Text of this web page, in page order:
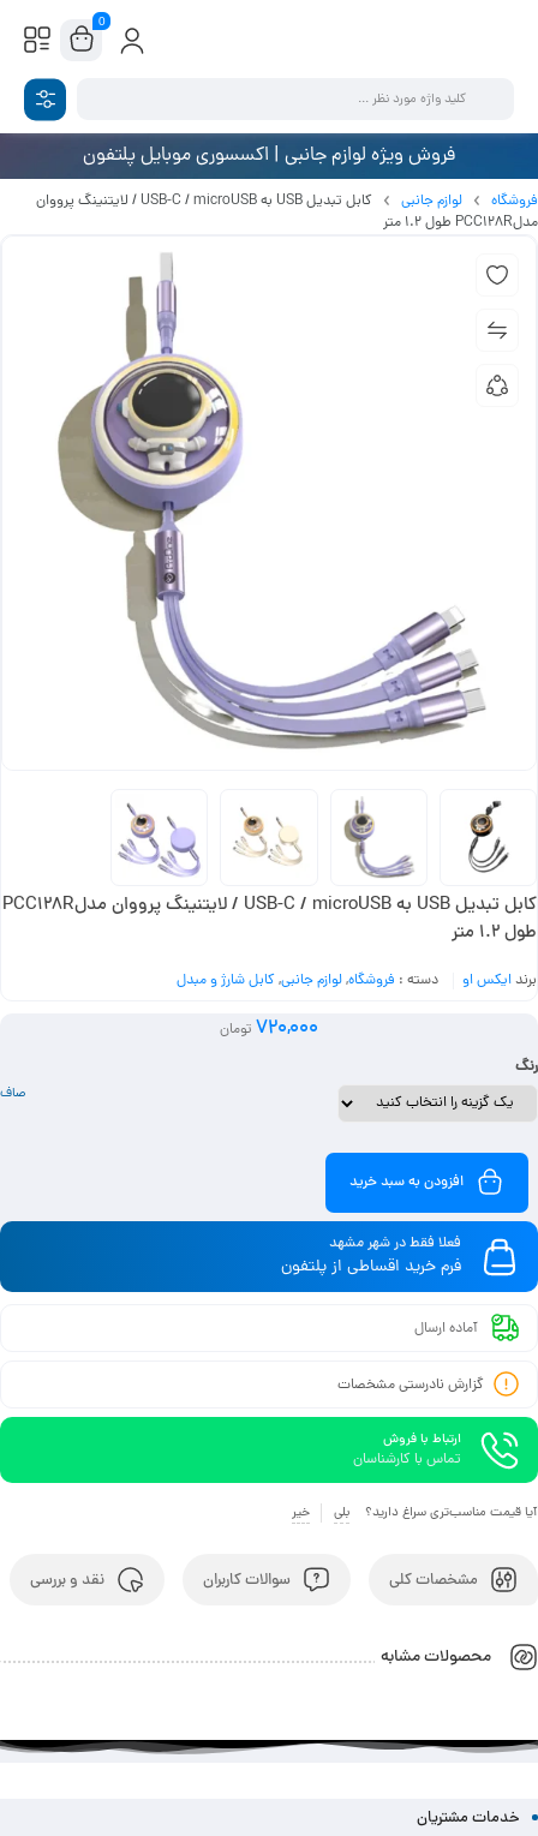
0
فروش ویژه لوازم جانبی | اکسسوری موبایل پلتفون
فروشگاه لوازم جانبی
کابل تبدیل USB به USB-C / microUSB / لایتنینگ پرووان
مدلPCC128R طول 1.2 متر
کابل تبدیل USB به USB-C / microUSB / لایتنینگ پرووان مدلPCC128R
طول 1.2 متر
برندایکس او دسته : فروشگاه,لوازم جانبی,کابل شارژ و مبدل
720,000 تومان
رنگ
صاف
افزودن به سبد خرید
فعلا فقط در شهر مشهد
فرم خرید اقساطی از پلتفون
آماده ارسال
گزارش نادرستی مشخصات
ارتباط با فروش
تماس با کارشناسان
آیا قیمت مناسب‌تری سراغ دارید؟ بلی خیر
مشخصات کلی سوالات کاربران نقد و بررسی
محصولات مشابه
خدمات مشتریان